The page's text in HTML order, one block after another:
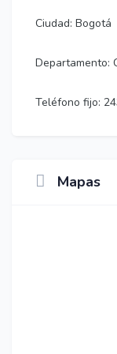
Ciudad: Bogotá
Departamento:
Teléfono fijo:
Mapas